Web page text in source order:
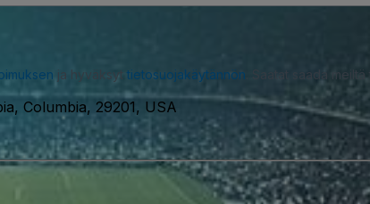
ja hyväksyt tietosuojakäytännön . Saatat saada
Columbia, 29201, USA